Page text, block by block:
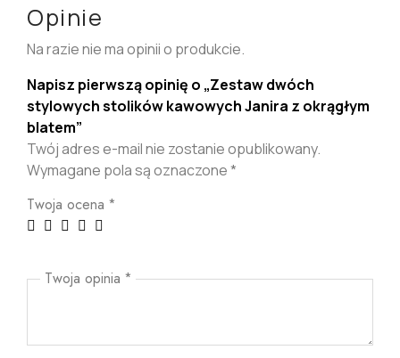
Opinie
Na razie nie ma opinii o produkcie.
Napisz pierwszą opinię o „Zestaw dwóch
stylowych stolików kawowych Janira z okrągłym
blatem”
Twój adres e-mail nie zostanie opublikowany.
Wymagane pola są oznaczone*
Twoja ocena *
Twoja opinia *